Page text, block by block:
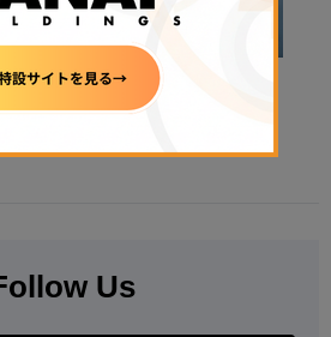
ロック生成されず」
Us